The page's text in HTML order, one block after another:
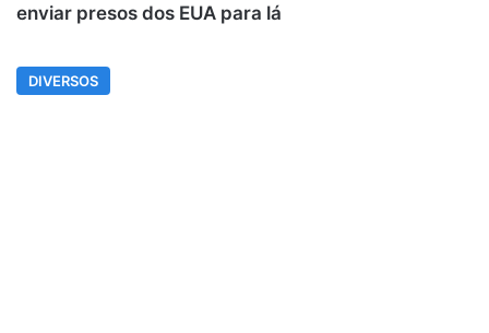
enviar presos dos EUA para lá
DIVERSOS